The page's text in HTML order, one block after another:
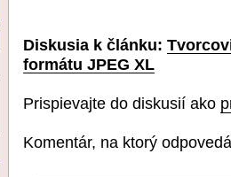
Diskusia k článku:
formátu JPEG XL
Prispievajte do diskusií ako
Komentár, na ktorý